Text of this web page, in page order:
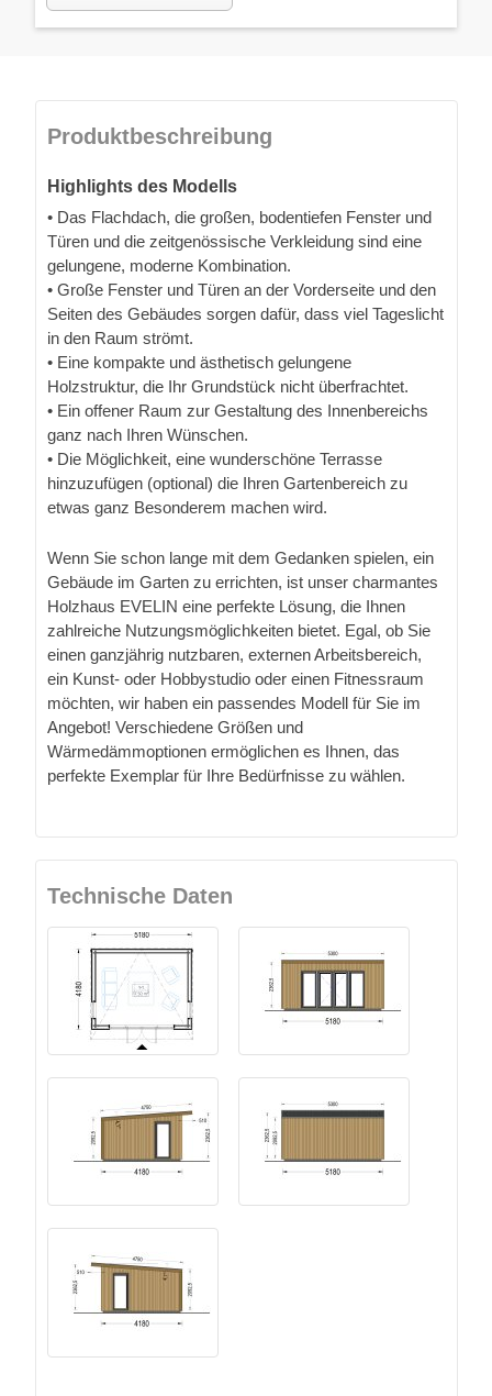
Produktbeschreibung
Highlights des Modells
• Das Flachdach, die großen, bodentiefen Fenster und
Türen und die zeitgenössische Verkleidung sind eine
gelungene, moderne Kombination.
• Große Fenster und Türen an der Vorderseite und den
Seiten des Gebäudes sorgen dafür, dass viel Tageslicht
in den Raum strömt.
• Eine kompakte und ästhetisch gelungene
Holzstruktur, die Ihr Grundstück nicht überfrachtet.
• Ein offener Raum zur Gestaltung des Innenbereichs
ganz nach Ihren Wünschen.
• Die Möglichkeit, eine wunderschöne Terrasse
hinzuzufügen (optional) die Ihren Gartenbereich zu
etwas ganz Besonderem machen wird.
Wenn Sie schon lange mit dem Gedanken spielen, ein
Gebäude im Garten zu errichten, ist unser charmantes
Holzhaus EVELIN eine perfekte Lösung, die Ihnen
zahlreiche Nutzungsmöglichkeiten bietet. Egal, ob Sie
einen ganzjährig nutzbaren, externen Arbeitsbereich,
ein Kunst- oder Hobbystudio oder einen Fitnessraum
möchten, wir haben ein passendes Modell für Sie im
Angebot! Verschiedene Größen und
Wärmedämmoptionen ermöglichen es Ihnen, das
perfekte Exemplar für Ihre Bedürfnisse zu wählen.
Technische Daten